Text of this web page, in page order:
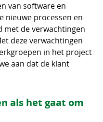
van software en
nieuwe processen en
met de verwachtingen
deze verwachtingen
in het project
aan dat de klant
als het gaat om